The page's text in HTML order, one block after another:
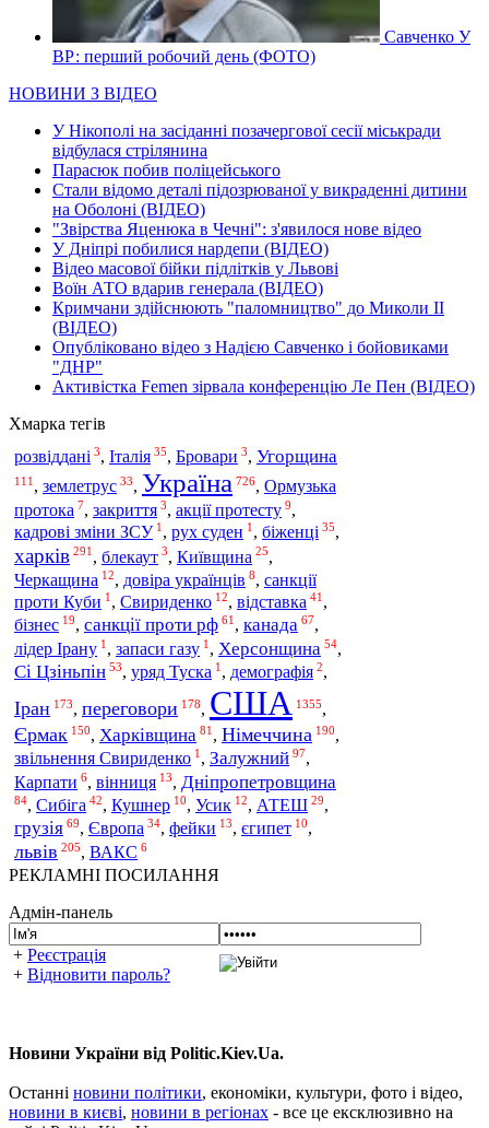
Савченко У
ВР: перший робочий день (ФОТО)
НОВИНИ З ВІДЕО
У Нікополі на засіданні позачергової сесії міськради
відбулася стрілянина
Парасюк побив поліцейського
Стали відомо деталі підозрюваної у викраденні дитини
на Оболоні (ВІДЕО)
"Звірства Яценюка в Чечні": з'явилося нове відео
У Дніпрі побилися нардепи (ВІДЕО)
Відео масової бійки підлітків у Львові
Воїн АТО вдарив генерала (ВІДЕО)
Кримчани здійснюють "паломництво" до Миколи ІІ
(ВІДЕО)
Опубліковано відео з Надією Савченко і бойовиками
"ДНР"
Активістка Femen зірвала конференцію Ле Пен (ВІДЕО)
Хмарка тегів
розвіддані 3, Італія 35, Бровари 3, Угорщина
111 , землетрус 33, Україна 726, Ормузька
протока 7, закриття 3, акції протесту 9,
кадрові зміни ЗСУ 1 , рух суден 1 , біженці 35,
харків 291 , блекаут 3, Київщина 25,
Черкащина 12, довіра українців 8, санкції
проти Куби 1 , Свириденко 12, відставка 41 ,
бізнес 19, санкції проти рф 61 , канада 67,
лідер Ірану 1 , запаси газу 1 , Херсонщина 54,
Сі Цзіньпін 53, уряд Туска 1 , демографія 2,
Іран 173, переговори 178, США 1355,
Єрмак 150, Харківщина 81 , Німеччина 190,
звільнення Свириденко 1, Залужний 97,
Карпати 6, вінниця 13, Дніпропетровщина
84, Сибіга 42, Кушнер 10, Усик 12, АТЕШ 29,
грузія 69, Європа 34, фейки 13, єгипет 10,
львів 205, ВАКС 6
РЕКЛАМНІ ПОСИЛАННЯ
Адмін-панель
+ Реєстрація
+ Відновити пароль?
Новини України від Politic.Kiev.Ua.
Останні новини політики, економіки, культури, фото і відео,
новини в києві, новини в регіонах - все це ексклюзивно на